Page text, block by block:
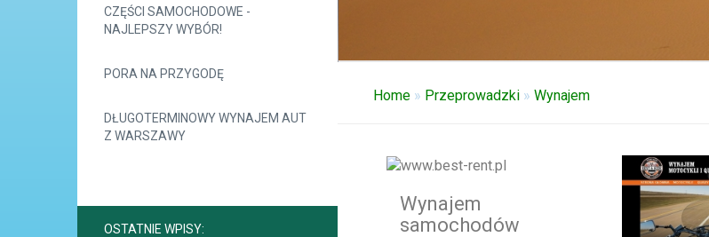
CZĘŚCI SAMOCHODOWE -
NAJLEPSZY WYBÓR!
PORA NA PRZYGODĘ
DŁUGOTERMINOWY WYNAJEM AUT
Z WARSZAWY
OSTATNIE WPISY:
Home» Przeprowadzki» Wynajem
Wynajem
samochodów